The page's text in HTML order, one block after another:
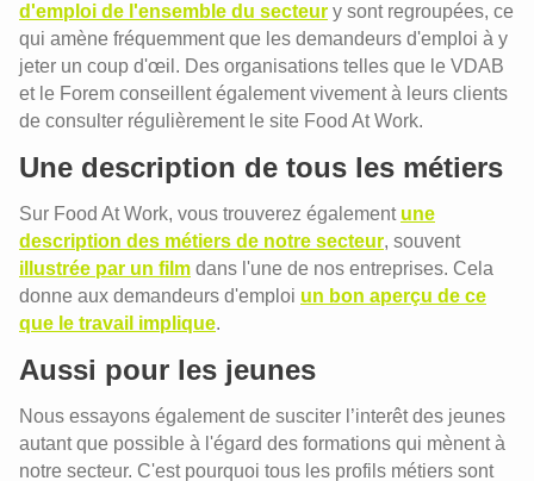
d'emploi de l'ensemble du secteur y sont regroupées, ce
qui amène fréquemment que les demandeurs d'emploi à y
jeter un coup d'œil. Des organisations telles que le VDAB
et le Forem conseillent également vivement à leurs clients
de consulter régulièrement le site Food At Work.
Une description de tous les métiers
Sur Food At Work, vous trouverez également une
description des métiers de notre secteur, souvent
illustrée par un film dans l'une de nos entreprises. Cela
donne aux demandeurs d'emploi un bon aperçu de ce
que le travail implique.
Aussi pour les jeunes
Nous essayons également de susciter l’interêt des jeunes
autant que possible à l'égard des formations qui mènent à
notre secteur. C'est pourquoi tous les profils métiers sont